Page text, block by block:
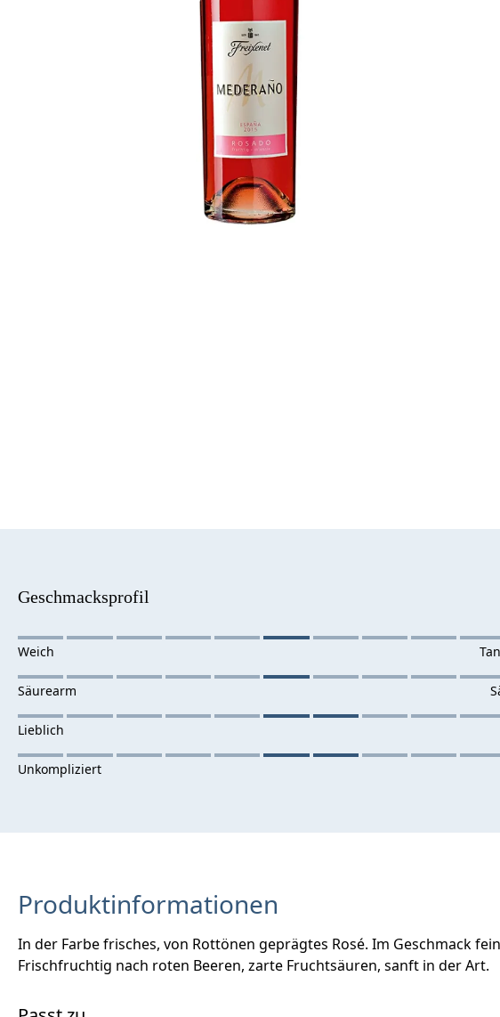
Geschmacksprofil
Produktinformationen
In der Farbe frisches, von Rottönen geprägtes Rosé. Im Geschmack
Frischfruchtig nach roten Beeren, zarte Fruchtsäuren, sanft in der Art.